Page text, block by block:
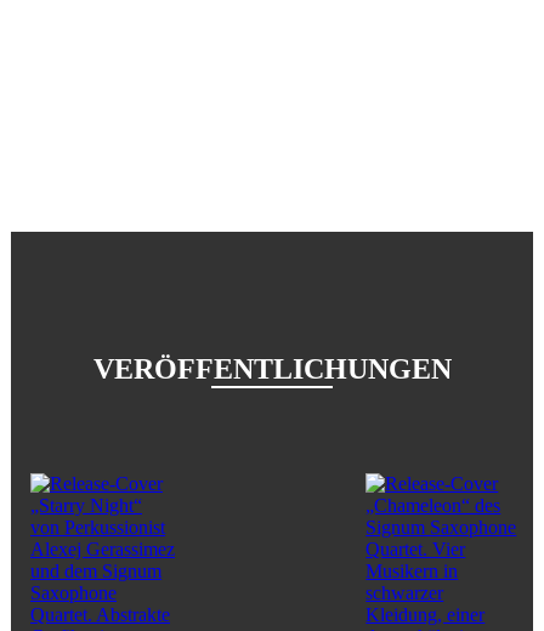
VERÖFFENTLICHUNGEN